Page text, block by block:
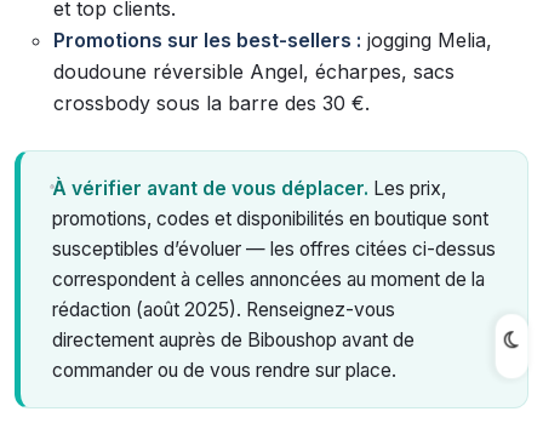
et top clients.
Promotions sur les best-sellers : jogging Melia,
doudoune réversible Angel, écharpes, sacs
crossbody sous la barre des 30 €.
À vérifier avant de vous déplacer. Les prix,
promotions, codes et disponibilités en boutique sont
susceptibles d’évoluer — les offres citées ci-dessus
correspondent à celles annoncées au moment de la
rédaction (août 2025). Renseignez-vous
directement auprès de Biboushop avant de
commander ou de vous rendre sur place.